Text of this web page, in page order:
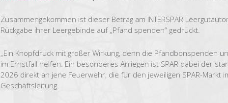
Zusammengekommen ist dieser Betrag am INTERSPAR
Rückgabe ihrer Leergebinde auf „Pfand spenden“ gedrückt.
„Ein Knopfdruck mit großer Wirkung, denn die Pfandbonspenden
im Ernstfall helfen. Ein besonderes Anliegen ist SPAR dabei der
2026 direkt an jene Feuerwehr, die für den jeweiligen SPAR-Markt
Geschäftsleitung.